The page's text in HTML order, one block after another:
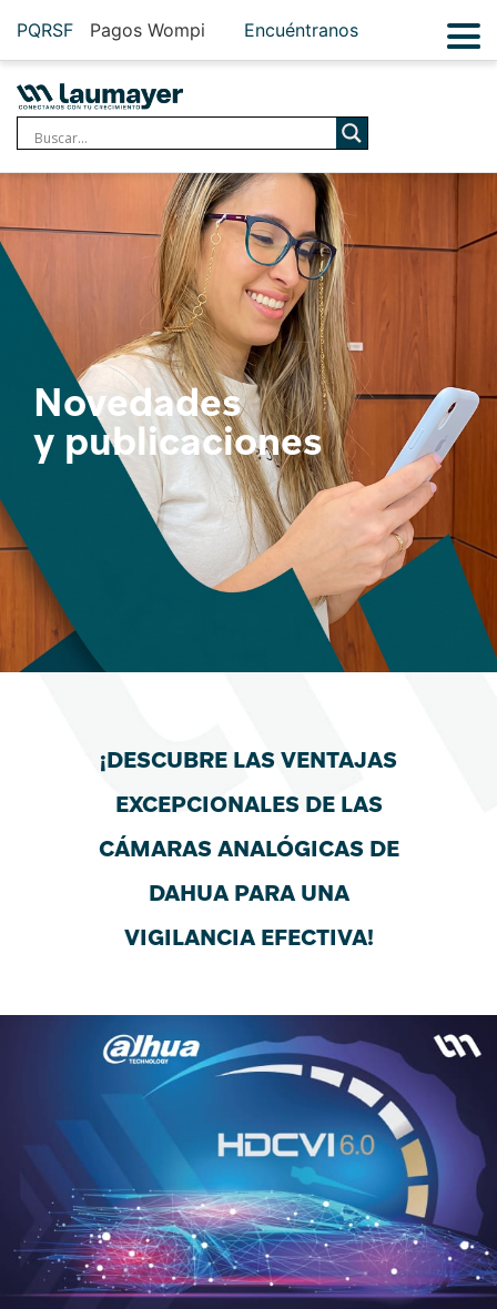
PQRSF Pagos Wompi Encuéntranos
Novedades
y publicaciones
¡DESCUBRE LAS VENTAJAS
EXCEPCIONALES DE LAS
CÁMARAS ANALÓGICAS DE
DAHUA PARA UNA
VIGILANCIA EFECTIVA!